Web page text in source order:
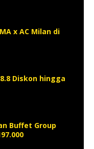
x AC Milan di
Diskon hingga
Buffet Group